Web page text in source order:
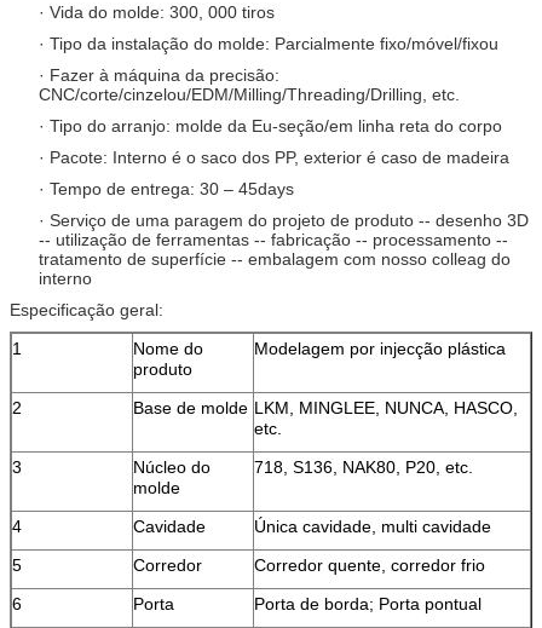
· Vida do molde: 300, 000 tiros
· Tipo da instalação do molde: Parcialmente fixo/móvel/fixou
· Fazer à máquina da precisão:
CNC/corte/cinzelou/EDM/Milling/Threading/Drilling, etc.
· Tipo do arranjo: molde da Eu-seção/em linha reta do corpo
· Pacote: Interno é o saco dos PP, exterior é caso de madeira
· Tempo de entrega: 30 – 45days
· Serviço de uma paragem do projeto de produto -- desenho 3D
-- utilização de ferramentas -- fabricação -- processamento --
tratamento de superfície -- embalagem com nosso colleag do
interno
Especificação geral:
1
Nome do
produto
Modelagem por injecção plástica
2 Base de molde LKM, MINGLEE, NUNCA, HASCO,
etc.
3
Núcleo do
molde
718, S136, NAK80, P20, etc.
4 Cavidade
Única cavidade, multi cavidade
5
Corredor
Corredor quente, corredor frio
6
Porta
Porta de borda; Porta pontual